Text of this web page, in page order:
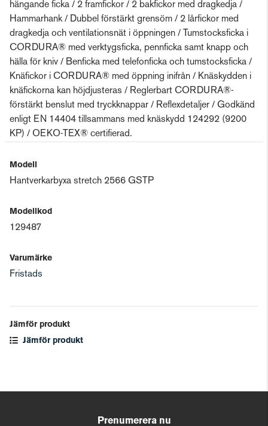
hängande ficka / 2 framfickor / 2 bakfickor med dragkedja /
Hammar­hank / Dubbel förstärkt grensöm / 2 lårfickor med
dragkedja och ventilationsnät i öppningen / Tumstocksficka i
CORDURA® med verktygsficka, pennficka samt knapp och
hälla för kniv / Benficka med telefonficka och tumstocksficka /
Knäfickor i CORDURA® med öppning inifrån / Knäskydden i
knäfickorna kan höjdjusteras / Reglerbart CORDURA®-
förstärkt benslut med tryckknappar / Reflexdetaljer / Godkänd
enligt EN 14404 tillsammans med knäskydd 124292 (9200
KP) / OEKO-TEX® certifierad.
Modell
Hantverkarbyxa stretch 2566 GSTP
Modellkod
129487
Varumärke
Fristads
Jämför produkt
Jämför produkt
Prenumerera nu